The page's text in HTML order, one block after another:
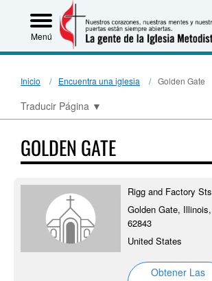
Menú
Inicio Encuentra una iglesia Golden Gate
Traducir Página ▼
GOLDEN GATE
Rigg and Factory Sts
Golden Gate, Illinois,
62843
United States
Obtener Las